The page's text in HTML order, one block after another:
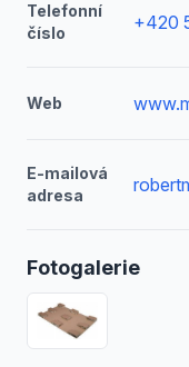
Telefonní
číslo
+420
Web
E-mailová
adresa
Fotogalerie